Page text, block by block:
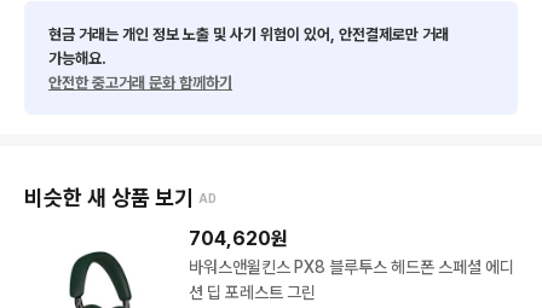
현금 거래는 개인 정보 노출 및 사기 위험이 있어, 안전결제로만 거래
가능해요.
안전한 중고거래 문화 함께하기
비슷한 새 상품 보기 AD
704,620원
바워스앤윌킨스 PX8 블루투스 헤드폰 스페셜 에디
션 딥 포레스트 그린